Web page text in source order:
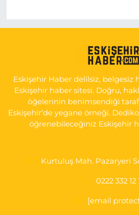
Eskişehir Haber delilsiz, belgesiz
Eskişehir haber sitesi. Doğru,
öğelerinin benimsendiği
Eskişehir'de yegane örneği.
öğrenebileceğiniz Eskişehir
Kurtuluş Mah. Pazaryeri
0222 332 12
[email